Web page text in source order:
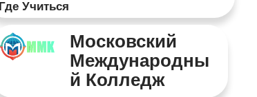
Где Учиться
Московский
Международны
Й Колледж